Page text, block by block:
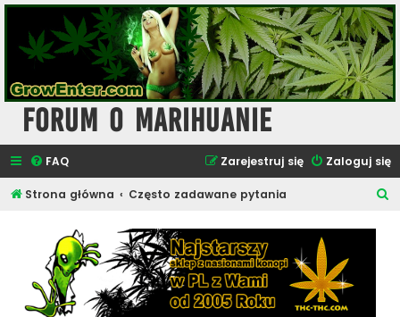
Forum o Marihuanie
FAQ Zaloguj się
Zarejestruj się
Strona główna Często zadawane pytania